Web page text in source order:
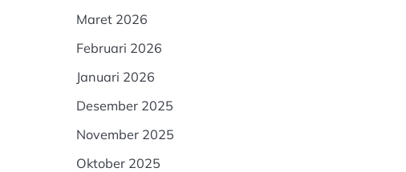
Maret 2026
Februari 2026
Januari 2026
Desember 2025
November 2025
Oktober 2025